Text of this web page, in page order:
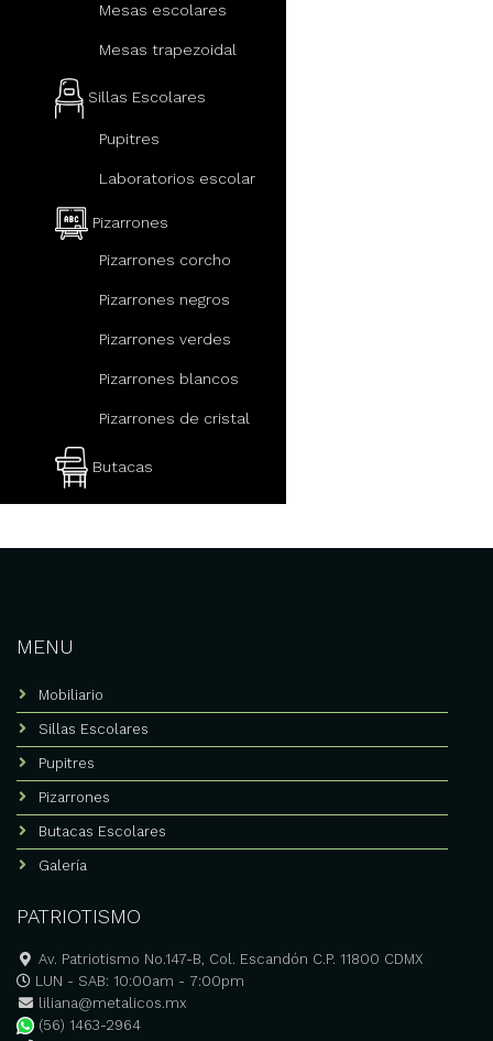
Mesas escolares
Mesas trapezoidal
Sillas Escolares
Pupitres
Laboratorios escolar
Pizarrones
Pizarrones corcho
Pizarrones negros
Pizarrones verdes
Pizarrones blancos
Pizarrones de cristal
Butacas
Sillas escolares
Mobiliario preescolar
Mobiliario colegios
Sillas y mesas para
preescolar
Fabricante de pupitres
escolares
Pupitres para colegios
Equipar aulas universitarias
MENU
Mobiliario
Sillas Escolares
Pupitres
Pizarrones
Butacas Escolares
Galería
PATRIOTISMO
Av. Patriotismo No.147-B, Col. Escandón C.P. 11800 CDMX
LUN - SAB: 10:00am - 7:00pm
liliana@metalicos.mx
(56) 1463-2964